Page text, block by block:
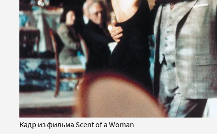
Кадр из фильма Scent of a Woman